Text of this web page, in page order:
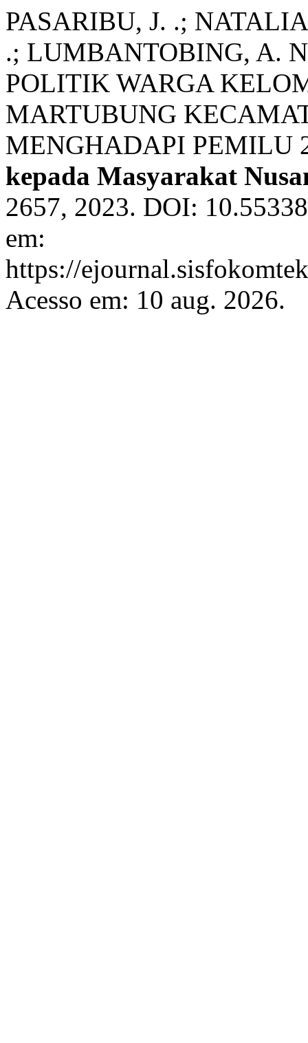
PASARIBU, J. .;
.; LUMBANTOBING, A.
POLITIK WARGA
MARTUBUNG
MENGHADAPI PEMILU
kepada Masyarakat
2657, 2023. DOI:
em:
https://
Acesso em: 10 aug. 2026.